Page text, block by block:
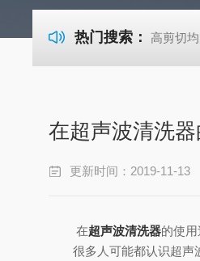
热门搜索： 高剪切均质分散机,成套反应釜装置,工业式超声波清洗机-722紫外可见分光光度计 高剪切均质分散机,成套反应釜装置,工
在超声波清洗
更新时间：2019-11-13
在超声波清洗器的使
很多人可能都认识超声波